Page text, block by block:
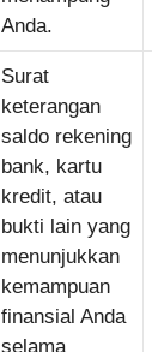
Anda.
Surat
keterangan
saldo rekening
bank, kartu
kredit, atau
bukti lain yang
menunjukkan
kemampuan
finansial Anda
selama